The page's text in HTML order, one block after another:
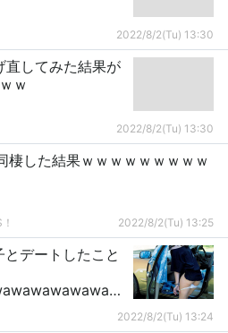
2022/8/2(Tu) 13:30
直してみた結果が
ｗ
2022/8/2(Tu) 13:30
棲した結果ｗｗｗｗｗｗｗｗｗ
2022/8/2(Tu) 13:25
デートしたこと
2022/8/2(Tu) 13:24